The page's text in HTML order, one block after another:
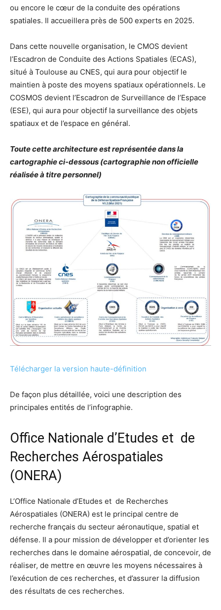
ou encore le cœur de la conduite des opérations
spatiales. Il accueillera près de 500 experts en 2025.
Dans cette nouvelle organisation, le CMOS devient
l’Escadron de Conduite des Actions Spatiales (ECAS),
situé à Toulouse au CNES, qui aura pour objectif le
maintien à poste des moyens spatiaux opérationnels. Le
COSMOS devient l’Escadron de Surveillance de l’Espace
(ESE), qui aura pour objectif la surveillance des objets
spatiaux et de l’espace en général.
Toute cette architecture est représentée dans la
cartographie ci-dessous (cartographie non officielle
réalisée à titre personnel)
Télécharger la version haute-définition
De façon plus détaillée, voici une description des
principales entités de l’infographie.
Office Nationale d’Etudes et de
Recherches Aérospatiales
(ONERA)
L’Office Nationale d’Etudes et de Recherches
Aérospatiales (ONERA) est le principal centre de
recherche français du secteur aéronautique, spatial et
défense. Il a pour mission de développer et d’orienter les
recherches dans le domaine aérospatial, de concevoir, de
réaliser, de mettre en œuvre les moyens nécessaires à
l’exécution de ces recherches, et d’assurer la diffusion
des résultats de ces recherches.